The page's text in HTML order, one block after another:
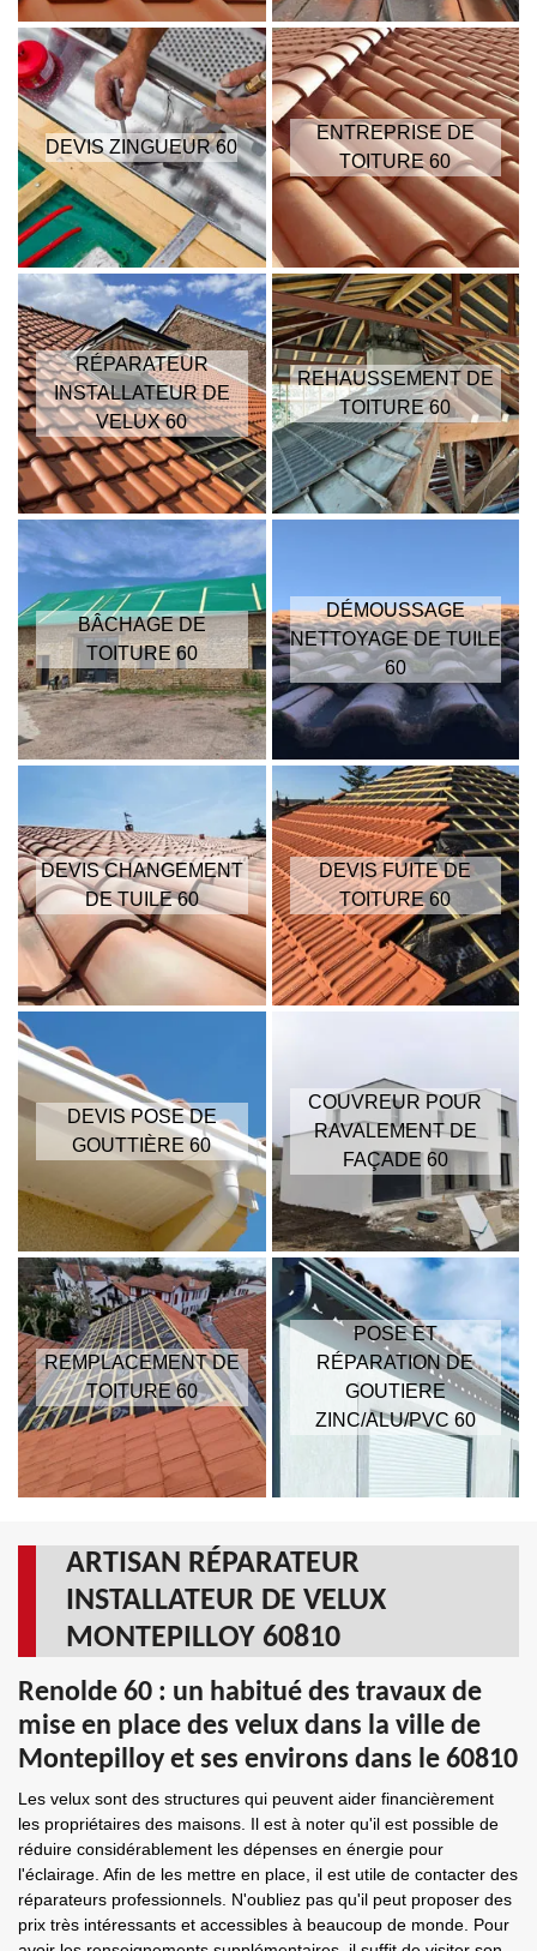
DEVIS ZINGUEUR 60
ENTREPRISE DE
TOITURE 60
RÉPARATEUR
INSTALLATEUR DE
VELUX 60
REHAUSSEMENT DE
TOITURE 60
BÂCHAGE DE
TOITURE 60
DÉMOUSSAGE
NETTOYAGE DE TUILE
60
DEVIS CHANGEMENT
DE TUILE 60
DEVIS FUITE DE
TOITURE 60
DEVIS POSE DE
GOUTTIÈRE 60
COUVREUR POUR
RAVALEMENT DE
FAÇADE 60
REMPLACEMENT DE
TOITURE 60
POSE ET
RÉPARATION DE
GOUTIERE
ZINC/ALU/PVC 60
ARTISAN RÉPARATEUR
INSTALLATEUR DE VELUX
MONTEPILLOY 60810
Renolde 60 : un habitué des travaux de
mise en place des velux dans la ville de
Montepilloy et ses environs dans le 60810
Les velux sont des structures qui peuvent aider financièrement
les propriétaires des maisons. Il est à noter qu'il est possible de
réduire considérablement les dépenses en énergie pour
l'éclairage. Afin de les mettre en place, il est utile de contacter des
réparateurs professionnels. N'oubliez pas qu'il peut proposer des
prix très intéressants et accessibles à beaucoup de monde. Pour